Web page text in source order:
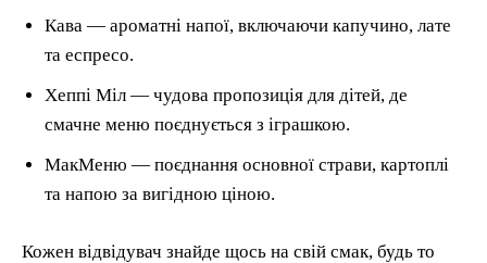
Кава — ароматні напої, включаючи капучино, лате
та еспресо.
Хеппі Міл — чудова пропозиція для дітей, де
смачне меню поєднується з іграшкою.
МакМеню — поєднання основної страви, картоплі
та напою за вигідною ціною.
Кожен відвідувач знайде щось на свій смак, будь то